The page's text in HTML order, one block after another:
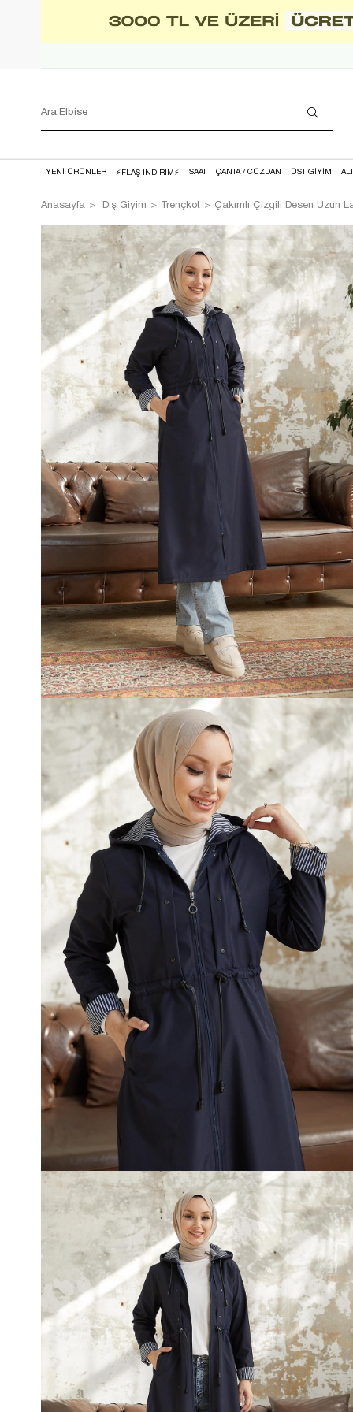
YENİ ÜRÜNLER ⚡FLAŞ İNDİRİM⚡ SAAT ÇANTA / CÜZDAN ÜST GİYİM
Anasayfa Dış Giyim Trençkot Çakımlı Çizgili Desen Uzun